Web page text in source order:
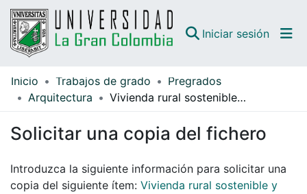
Iniciar sesión
Comunidades
Inicio Trabajos de grado
Pregrados
Arquitectura
Vivienda rural sostenible y progresiva para la población vulnerable de La Palma Cundinamarca
Solicitar una copia del fichero
Introduzca la siguiente información para solicitar una
copia del siguiente ítem: Vivienda rural sostenible y